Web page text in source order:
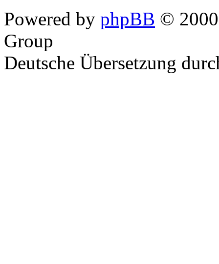
Powered by phpBB ©
Group
Deutsche Übersetzung